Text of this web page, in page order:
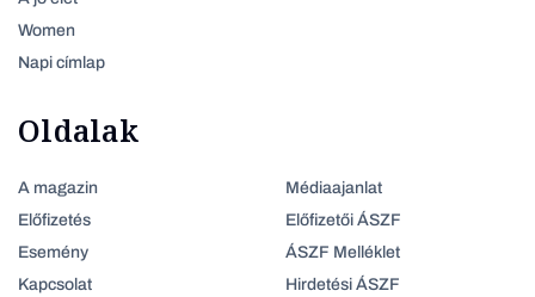
Women
Napi címlap
Oldalak
A magazin
Előfizetés
Esemény
Kapcsolat
Médiaajanlat
Előfizetői ÁSZF
ÁSZF Melléklet
Hirdetési ÁSZF